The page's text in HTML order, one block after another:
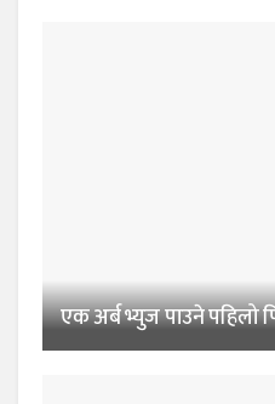
एक अर्ब भ्युज पाउने पहिलो